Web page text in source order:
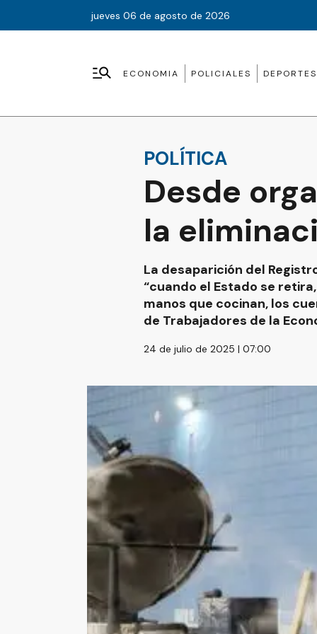
jueves 06 de agosto de 2026
ECONOMIA POLICIALES DEPORTES
POLÍTICA
Desde
la
La desaparición del
“cuando el Estado se
manos que cocinan, los
de Trabajadores de la
24 de julio de 2025 | 07:00